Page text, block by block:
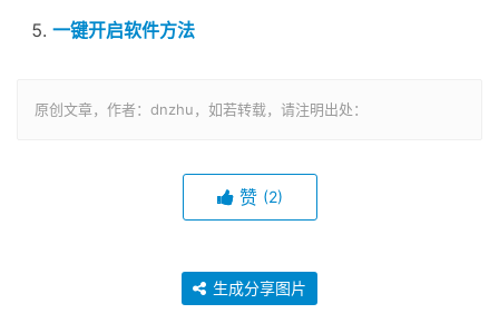
一键开启软件方法
原创文章，作者：dnzhu，如若转载，请注明出处：
赞 (2)
生成分享图片